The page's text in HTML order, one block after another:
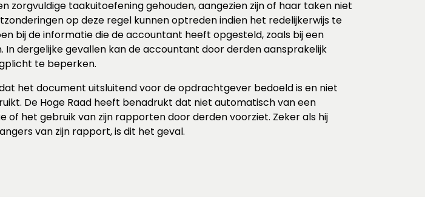
taakuitoefening gehouden, aangezien zijn of haar taken niet
op deze regel kunnen optreden indien het redelijkerwijs te
bij de informatie die de accountant heeft opgesteld, zoals bij een
dergelijke gevallen kan de accountant door derden aansprakelijk
te beperken.
het document uitsluitend voor de opdrachtgever bedoeld is en niet
De Hoge Raad heeft benadrukt dat niet automatisch van een
het gebruik van zijn rapporten door derden voorziet. Zeker als hij
van zijn rapport, is dit het geval.